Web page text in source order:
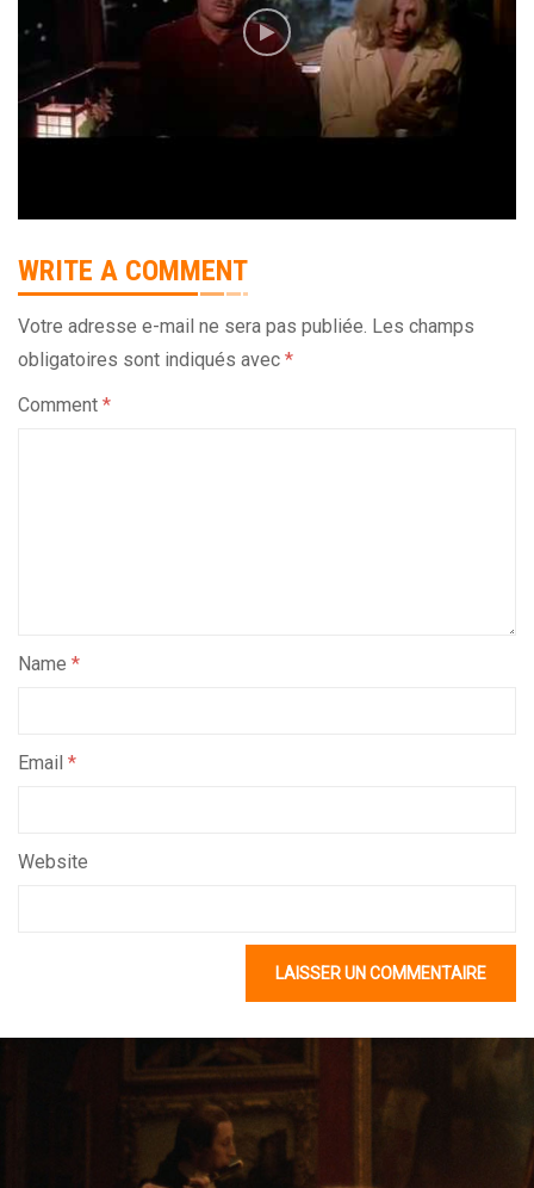
WRITE A COMMENT
Votre adresse e-mail ne sera pas publiée. Les champs
obligatoires sont indiqués avec *
Comment *
Name *
Email *
Website